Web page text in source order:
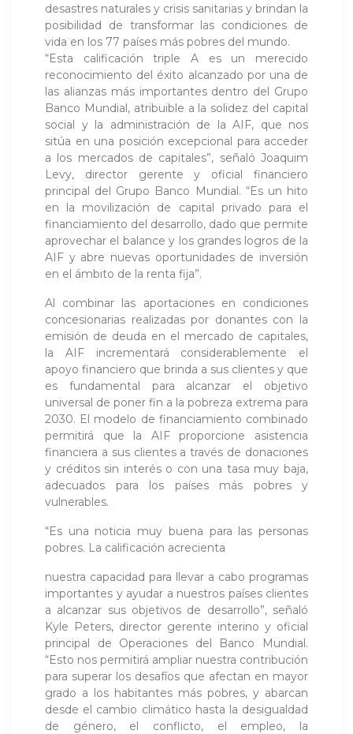
desastres naturales y crisis sanitarias y brindan la
posibilidad de transformar las condiciones de
vida en los 77 países más pobres del mundo.
“Esta calificación triple A es un merecido
reconocimiento del éxito alcanzado por una de
las alianzas más importantes dentro del Grupo
Banco Mundial, atribuible a la solidez del capital
social y la administración de la AIF, que nos
sitúa en una posición excepcional para acceder
a los mercados de capitales”, señaló Joaquim
Levy, director gerente y oficial financiero
principal del Grupo Banco Mundial. “Es un hito
en la movilización de capital privado para el
financiamiento del desarrollo, dado que permite
aprovechar el balance y los grandes logros de la
AIF y abre nuevas oportunidades de inversión
en el ámbito de la renta fija”.
Al combinar las aportaciones en condiciones
concesionarias realizadas por donantes con la
emisión de deuda en el mercado de capitales,
la AIF incrementará considerablemente el
apoyo financiero que brinda a sus clientes y que
es fundamental para alcanzar el objetivo
universal de poner fin a la pobreza extrema para
2030. El modelo de financiamiento combinado
permitirá que la AIF proporcione asistencia
financiera a sus clientes a través de donaciones
y créditos sin interés o con una tasa muy baja,
adecuados para los países más pobres y
vulnerables.
“Es una noticia muy buena para las personas
pobres. La calificación acrecienta
nuestra capacidad para llevar a cabo programas
importantes y ayudar a nuestros países clientes
a alcanzar sus objetivos de desarrollo”, señaló
Kyle Peters, director gerente interino y oficial
principal de Operaciones del Banco Mundial.
“Esto nos permitirá ampliar nuestra contribución
para superar los desafíos que afectan en mayor
grado a los habitantes más pobres, y abarcan
desde el cambio climático hasta la desigualdad
de género, el conflicto, el empleo, la